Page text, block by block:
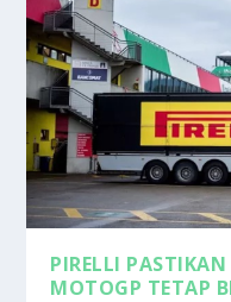
PIRELLI
MOTOGP TETAP